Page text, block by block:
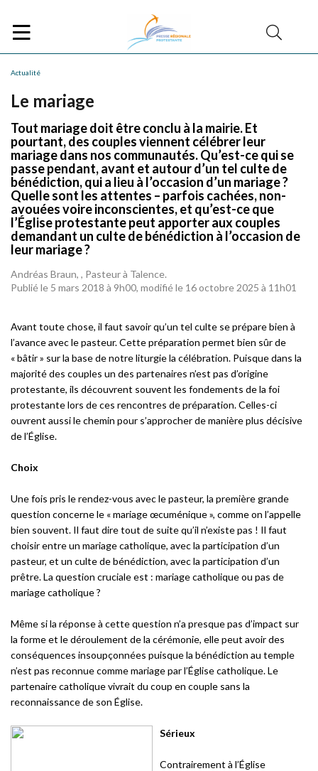
Actualité
Le mariage
Tout mariage doit être conclu à la mairie. Et
pourtant, des couples viennent célébrer leur
mariage dans nos communautés. Qu’est-ce qui se
passe pendant, avant et autour d’un tel culte de
bénédiction, qui a lieu à l’occasion d’un mariage ?
Quelle sont les attentes – parfois cachées, non-
avouées voire inconscientes, et qu’est-ce que
l’Église protestante peut apporter aux couples
demandant un culte de bénédiction à l’occasion de
leur mariage ?
Andréas Braun, , Pasteur à Talence.
Publié le 5 mars 2018 à 9h00, modifié le 16 octobre 2025 à 11h01
Avant toute chose, il faut savoir qu’un tel culte se prépare bien à
l’avance avec le pasteur. Cette préparation permet bien sûr de
« bâtir » sur la base de notre liturgie la célébration. Puisque dans la
majorité des couples un des partenaires n’est pas d’origine
protestante, ils découvrent souvent les fondements de la foi
protestante lors de ces rencontres de préparation. Celles-ci
ouvrent aussi le chemin pour s’approcher de manière plus décisive
de l’Église.
Choix
Une fois pris le rendez-vous avec le pasteur, la première grande
question concerne le « mariage œcuménique », comme on l’appelle
bien souvent. Il faut dire tout de suite qu’il n’existe pas ! Il faut
choisir entre un mariage catholique, avec la participation d’un
pasteur, et un culte de bénédiction, avec la participation d’un
prêtre. La question cruciale est : mariage catholique ou pas de
mariage catholique ?
Même si la réponse à cette question n’a presque pas d’impact sur
la forme et le déroulement de la cérémonie, elle peut avoir des
conséquences insoupçonnées puisque la bénédiction au temple
n’est pas reconnue comme mariage par l’Église catholique. Le
partenaire catholique vivrait du coup en couple sans la
reconnaissance de son Église.
Sérieux
Contrairement à l’Église